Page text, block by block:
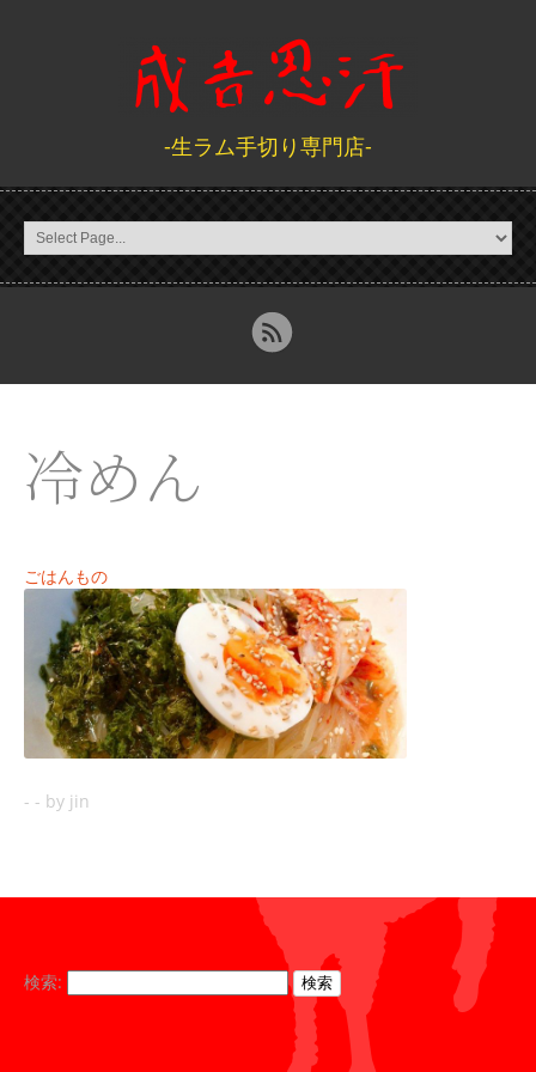
-生ラム手切り専門店-
冷めん
ごはんもの
- - by jin
検索: